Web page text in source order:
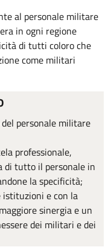
al personale militare
in ogni regione
di tutti coloro che
come militari
personale militare
professionale,
di tutto il personale in
la specificità;
istituzioni e con la
sinergia e un
dei militari e dei